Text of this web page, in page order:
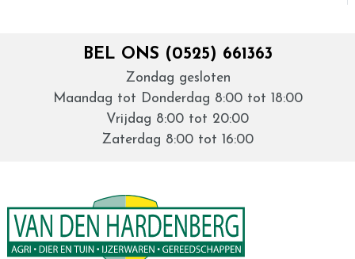
BEL ONS (0525) 661363
Zondag gesloten
Maandag tot Donderdag 8:00 tot 18:00
Vrijdag 8:00 tot 20:00
Zaterdag 8:00 tot 16:00